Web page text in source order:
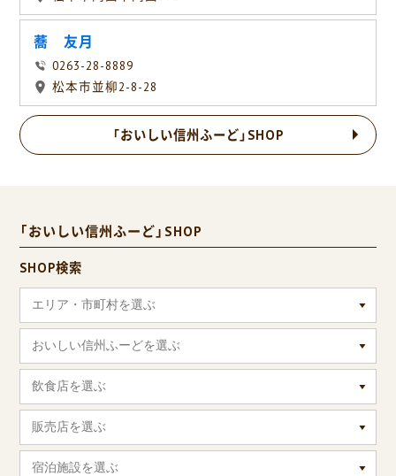
蕎 友月
0263-28-8889
松本市並柳2-8-28
「おいしい信州ふーど」SHOP
「おいしい信州ふーど」SHOP
SHOP検索
エリア・市町村を選ぶ
おいしい信州ふーどを選ぶ
飲食店を選ぶ
販売店を選ぶ
宿泊施設を選ぶ